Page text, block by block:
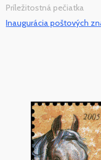
Príležitostná pečiatka
Inaugurácia poštových